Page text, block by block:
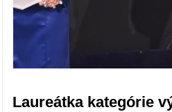
Laureátka kategórie